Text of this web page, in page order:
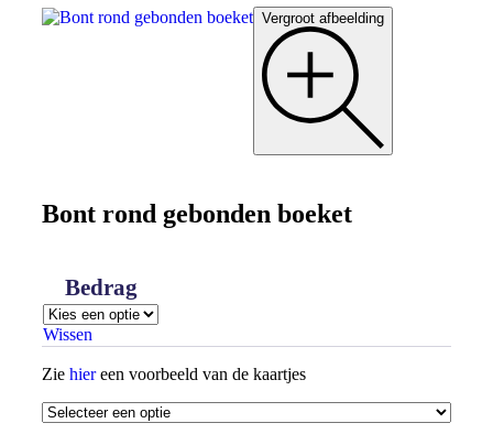
Vergroot afbeelding
Bont rond gebonden boeket
Bedrag
Wissen
Zie hiereen voorbeeld van de kaartjes